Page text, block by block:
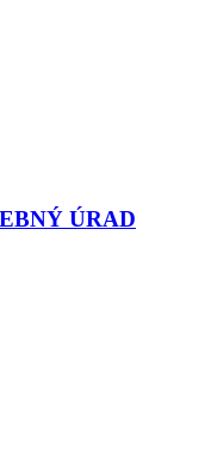
ÚRAD